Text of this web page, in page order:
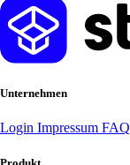
Unternehmen
Login Impressum FAQ